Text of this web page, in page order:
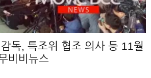
독, 특조위 협조 의사 등 11월
비비뉴스